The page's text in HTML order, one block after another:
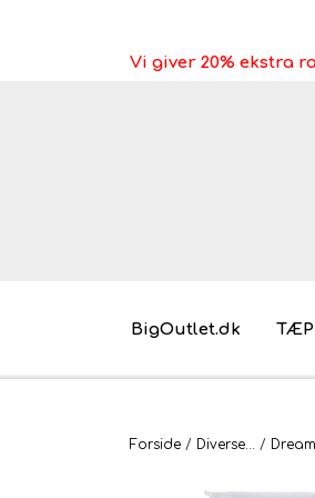
Vi giver 20% ekstra
BigOutlet.dk
Pakkeleg
Forside Diverse...